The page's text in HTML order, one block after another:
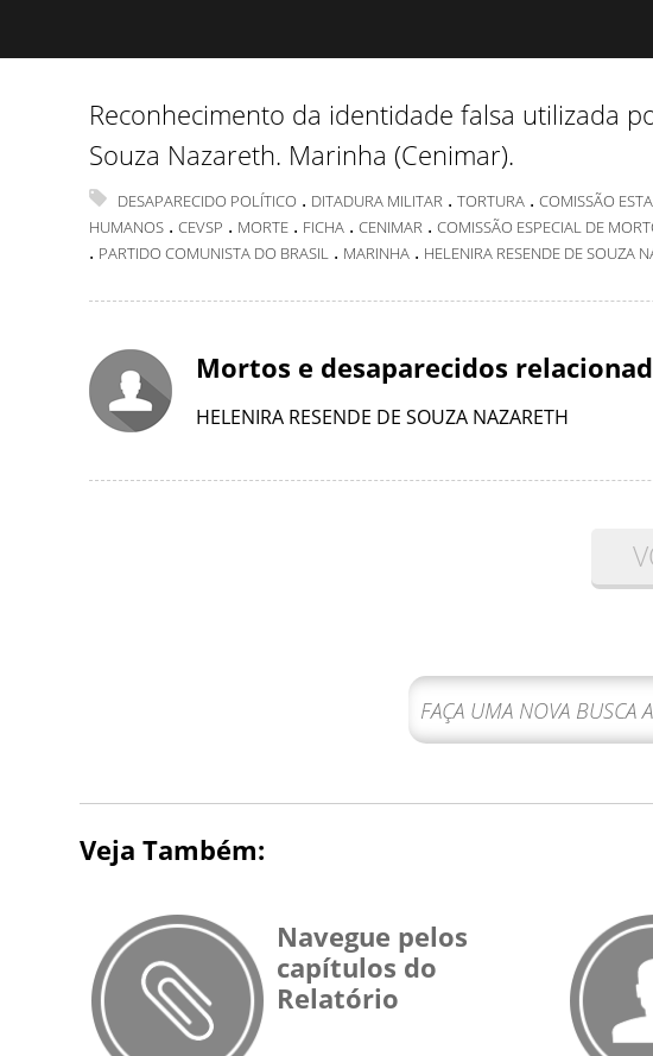
Reconhecimento da identidade falsa utilizada
Souza Nazareth. Marinha (Cenimar).
DESAPARECIDO POLÍTICO . DITADURA MILITAR . TORTURA . COMISSÃO
HUMANOS . CEVSP . MORTE . FICHA . CENIMAR . COMISSÃO ESPECIAL DE
. PARTIDO COMUNISTA DO BRASIL . MARINHA . HELENIRA RESENDE DE SOUZA
Mortos e desaparecidos
HELENIRA RESENDE DE SOUZA NAZARETH
Veja Também:
Navegue pelos
capítulos do
Relatório